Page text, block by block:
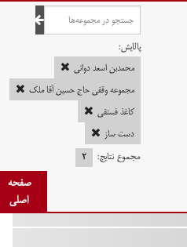
صفحه اصلی
پالایش:
محمدبن اسعد دوانی
مجموعه وقفی حاج حسین آقا ملک
کاغذ فستقی
دست ساز
مجموع نتایج:
۲
صفحه
اصلی